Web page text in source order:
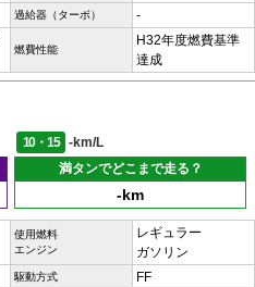
過給器（ターボ） -
燃費性能
H32年度燃費基準
達成
10・15
-km/L
満タンでどこまで走る？
-km
使用燃料
エンジン
レギュラー
ガソリン
駆動方式 FF